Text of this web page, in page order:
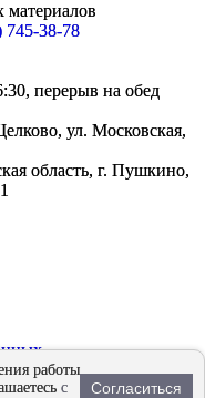
материалов
745-38-78
перерыв на обед
ул. Московская,
область, г. Пушкино,
данных
работы
с
Согласиться